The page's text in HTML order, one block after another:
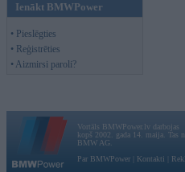
Ienākt BMWPower
• Pieslēgties
• Reģistrēties
• Aizmirsi paroli?
Vortāls BMWPower.lv darbojas
kopš 2002. gada 14. maija. Tas
BMW AG.
Par BMWPower
Kontakti